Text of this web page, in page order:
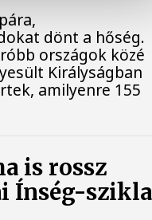
dönt a hőség.
országok közé
Királyságban
amilyenre 155
is rossz
Ínség-szikla